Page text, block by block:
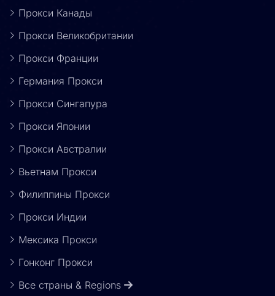
Прокси Канады
Прокси Великобритании
Прокси Франции
Германия Прокси
Прокси Сингапура
Прокси Японии
Прокси Австралии
Вьетнам Прокси
Филиппины Прокси
Прокси Индии
Мексика Прокси
Гонконг Прокси
Все страны & Regions